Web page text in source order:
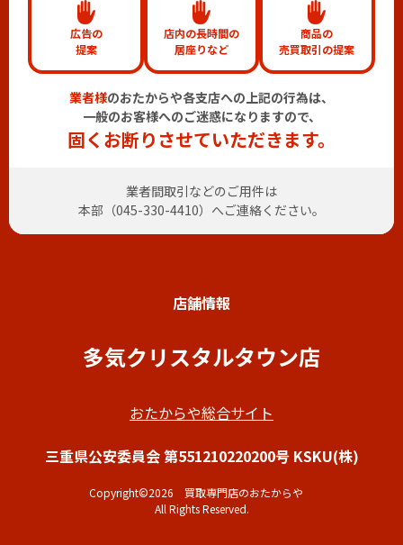
広告の
提案
店内の長時間の
居座りなど
商品の
売買取引の提案
業者様のおたからや各支店への上記の行為は、
一般のお客様へのご迷惑になりますので、
固くお断りさせていただきます。
業者間取引などのご用件は
本部（045-330-4410）へご連絡ください。
店舗情報
多気クリスタルタウン店
おたからや総合サイト
三重県公安委員会 第551210220200号 KSKU(株)
Copyright©2026 買取専門店のおたからや
All Rights Reserved.